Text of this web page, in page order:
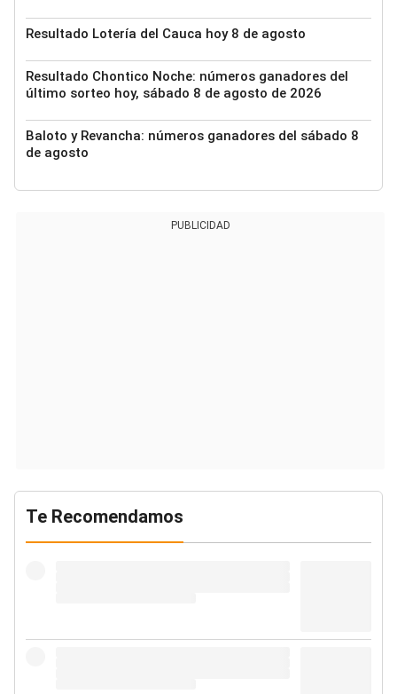
Resultado Lotería del Cauca hoy 8 de agosto
Resultado Chontico Noche: números ganadores del
último sorteo hoy, sábado 8 de agosto de 2026
Baloto y Revancha: números ganadores del sábado 8
de agosto
PUBLICIDAD
Te Recomendamos